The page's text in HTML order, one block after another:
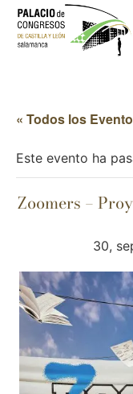
« Todos los
Este evento ha
Zoomers –
30,